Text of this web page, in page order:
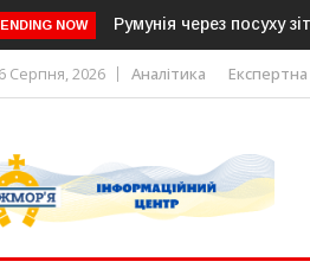
NOW
зіткнулася з енергетичною
6 Серпня, 2026 Аналітика